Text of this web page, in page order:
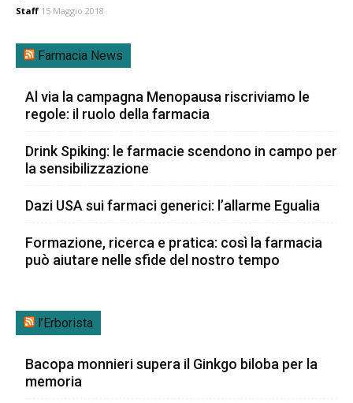
Staff 15 Maggio 2018
Farmacia News
Al via la campagna Menopausa riscriviamo le
regole: il ruolo della farmacia
Drink Spiking: le farmacie scendono in campo per
la sensibilizzazione
Dazi USA sui farmaci generici: l’allarme Egualia
Formazione, ricerca e pratica: così la farmacia
può aiutare nelle sfide del nostro tempo
l’Erborista
Bacopa monnieri supera il Ginkgo biloba per la
memoria